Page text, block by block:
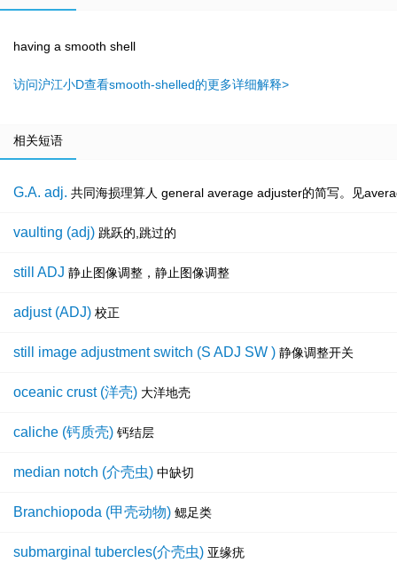
having a smooth shell
访问沪江小D查看smooth-shelled的更多详细解释>
相关短语
G.A. adj. 共同海损理算人 general average adjuster的简写。见
vaulting (adj) 跳跃的,跳过的
still ADJ 静止图像调整，静止图像调整
adjust (ADJ) 校正
still image adjustment switch (S ADJ SW ) 静像调整开关
oceanic crust (洋壳) 大洋地壳
caliche (钙质壳) 钙结层
median notch (介壳虫) 中缺切
Branchiopoda (甲壳动物) 鳃足类
submarginal tubercles(介壳虫) 亚缘疣